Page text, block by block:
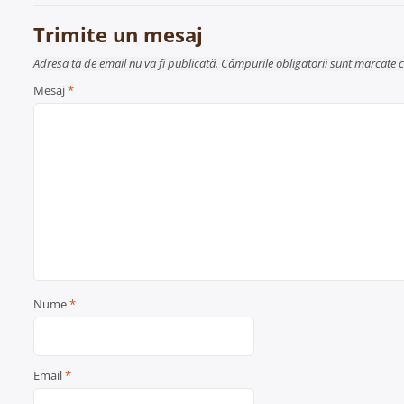
articole
Trimite un mesaj
Adresa ta de email nu va fi publicată. Câmpurile obligatorii sunt marcate
Mesaj*
Nume*
Email*